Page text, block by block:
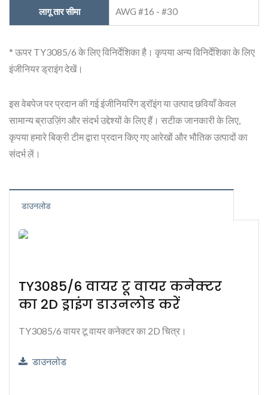
लागू तार सीमा AWG #16 - #30
* ऊपर TY3085/6 के लिए विनिर्देशिका है। कृपया अन्य विनिर्देशिका के लिए
इंजीनियर ड्राइंग देखें।
इस वेबपेज पर प्रदान की गई इंजीनियरिंग ड्रॉइंग या उत्पाद छवियाँ केवल
सामान्य ब्राउज़िंग और संदर्भ उद्देश्यों के लिए हैं। सटीक जानकारी के लिए,
कृपया हमारे बिक्री टीम द्वारा प्रदान किए गए आरेखों और भौतिक उत्पादों का
संदर्भ लें।
डाउनलोड
TY3085/6 वायर टू वायर कनेक्टर
का 2D ड्राइंग डाउनलोड करें
TY3085/6 वायर टू वायर कनेक्टर का 2D चित्र।
डाउनलोड